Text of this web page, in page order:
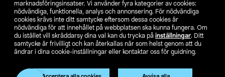
marknadsföringsinsatser. Vi använder fyra kategorier av cookies:
nödvändiga, funktionella, analys och annonsering. För nödvändiga
cookies krävs inte ditt samtycke eftersom dessa cookies är
nödvändiga för att innehållet på webbplatsen ska kunna fungera. Om
du istället vill skräddarsy dina val kan du trycka på inställningar. Ditt
samtycke är frivilligt och kan återkallas när som helst genom att du
ändrar i dina cookie-inställningar eller kontaktar oss för guidning.
Produkten har utgått
Ändra till priser exklusive moms